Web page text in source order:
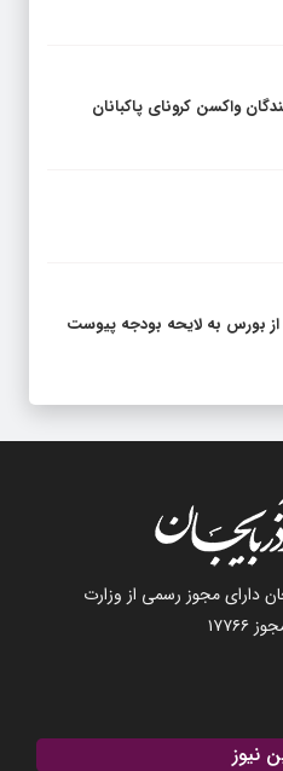
واکسن کرونای پاکبانان
از بورس به لایحه بودجه پیوست
دارای مجوز رسمی از وزارت
نیوز